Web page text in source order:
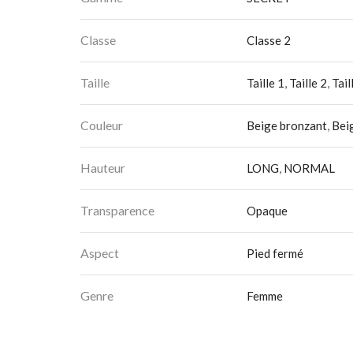
Classe Classe 2
Taille Taille 1, Taille 2,
Couleur Beige bronzant,
Hauteur LONG, NORMAL
Transparence Opaque
Aspect Pied fermé
Genre Femme